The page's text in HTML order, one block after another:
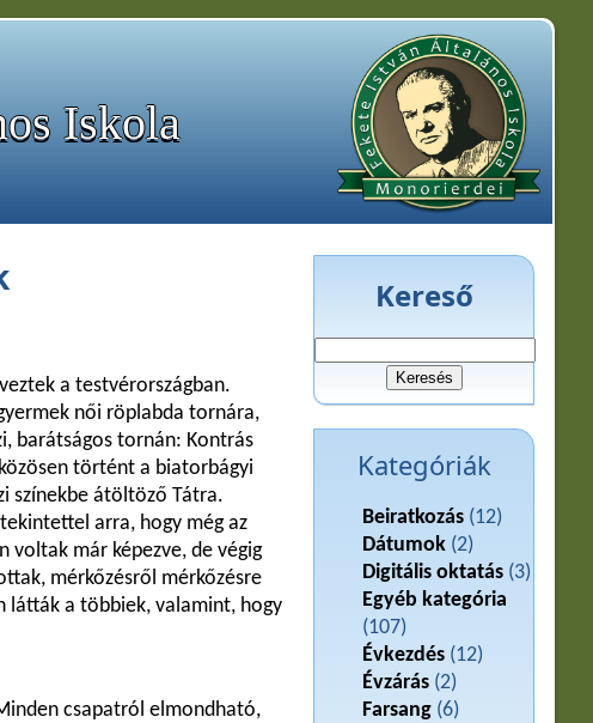
Iskola
a testvérországban.
női röplabda tornára,
barátságos tornán: Kontrás
történt a biatorbágyi
színekbe átöltöző Tátra.
arra, hogy még az
voltak már képezve, de végig
mérkőzésről mérkőzésre
látták a többiek, valamint, hogy
csapatról elmondható,
Kereső
Kategóriák
Beiratkozás (12)
Dátumok (2)
Digitális oktatás (3)
Egyéb kategória
(107)
Évkezdés (12)
Évzárás (2)
Farsang (6)